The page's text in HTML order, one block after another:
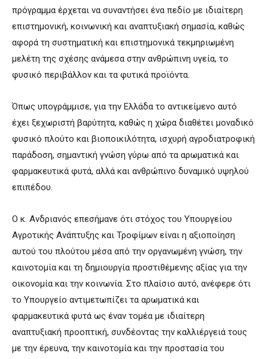
πρόγραμμα έρχεται να συναντήσει ένα πεδίο με ιδιαίτερη
επιστημονική, κοινωνική και αναπτυξιακή σημασία, καθώς
αφορά τη συστηματική και επιστημονικά τεκμηριωμένη
μελέτη της σχέσης ανάμεσα στην ανθρώπινη υγεία, το
φυσικό περιβάλλον και τα φυτικά προϊόντα.
Όπως υπογράμμισε, για την Ελλάδα το αντικείμενο αυτό
έχει ξεχωριστή βαρύτητα, καθώς η χώρα διαθέτει μοναδικό
φυσικό πλούτο και βιοποικιλότητα, ισχυρή αγροδιατροφική
παράδοση, σημαντική γνώση γύρω από τα αρωματικά και
φαρμακευτικά φυτά, αλλά και ανθρώπινο δυναμικό υψηλού
επιπέδου.
Ο κ. Ανδριανός επεσήμανε ότι στόχος του Υπουργείου
Αγροτικής Ανάπτυξης και Τροφίμων είναι η αξιοποίηση
αυτού του πλούτου μέσα από την οργανωμένη γνώση, την
καινοτομία και τη δημιουργία προστιθέμενης αξίας για την
οικονομία και την κοινωνία. Στο πλαίσιο αυτό, ανέφερε ότι
το Υπουργείο αντιμετωπίζει τα αρωματικά και
φαρμακευτικά φυτά ως έναν τομέα με ιδιαίτερη
αναπτυξιακή προοπτική, συνδέοντας την καλλιέργειά τους
με την έρευνα, την καινοτομία και την προστασία του